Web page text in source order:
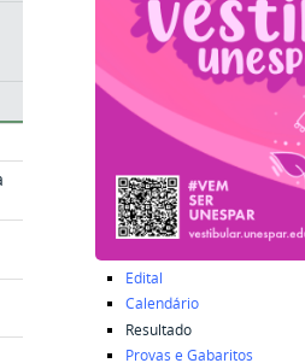
Edital
Calendário
Resultado
Provas e Gabaritos